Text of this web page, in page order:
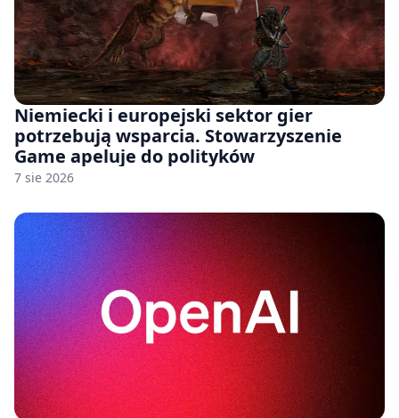
Niemiecki i europejski sektor gier
potrzebują wsparcia. Stowarzyszenie
Game apeluje do polityków
7 sie 2026